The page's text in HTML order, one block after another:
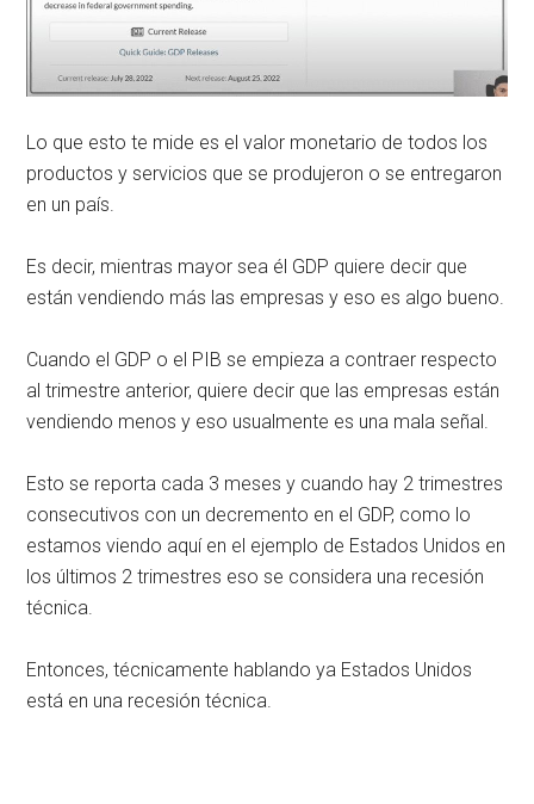
Lo que esto te mide es el valor monetario de todos los
productos y servicios que se produjeron o se entregaron
en un país.
Es decir, mientras mayor sea él GDP quiere decir que
están vendiendo más las empresas y eso es algo bueno.
Cuando el GDP o el PIB se empieza a contraer respecto
al trimestre anterior, quiere decir que las empresas están
vendiendo menos y eso usualmente es una mala señal.
Esto se reporta cada 3 meses y cuando hay 2 trimestres
consecutivos con un decremento en el GDP, como lo
estamos viendo aquí en el ejemplo de Estados Unidos en
los últimos 2 trimestres eso se considera una recesión
técnica.
Entonces, técnicamente hablando ya Estados Unidos
está en una recesión técnica.